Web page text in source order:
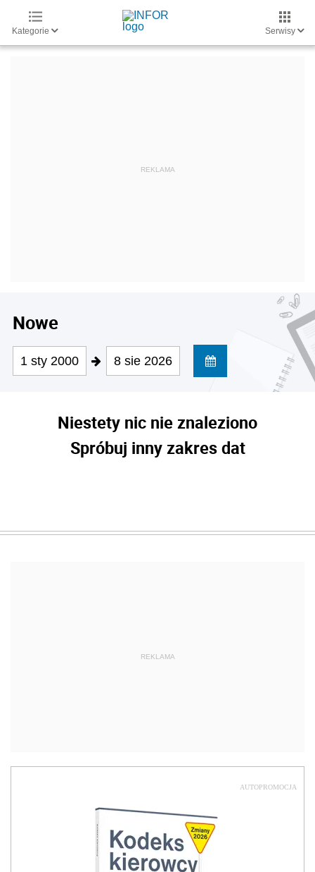
Kategorie Serwisy
Nowe
1 sty 2000 8 sie 2026
Niestety nic nie znaleziono
Spróbuj inny zakres dat
REKLAMA
AUTOPROMOCJA